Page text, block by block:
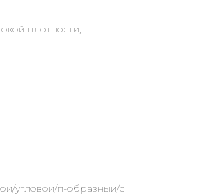
плотности,
угловой/п-образный/с